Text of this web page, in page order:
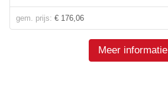
gem. prijs: € 176,06
Meer informatie